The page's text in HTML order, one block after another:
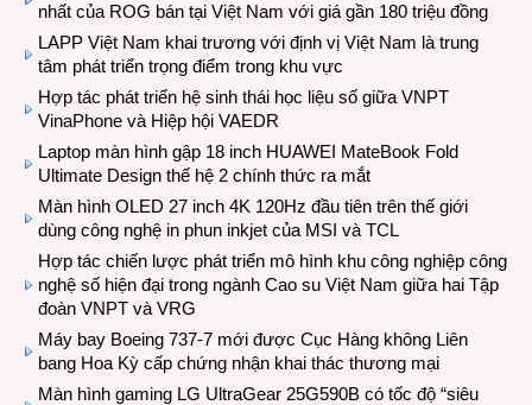
nhất của ROG bán tại Việt Nam với giá gần 180 triệu đồng
LAPP Việt Nam khai trương với định vị Việt Nam là trung
tâm phát triển trọng điểm trong khu vực
Hợp tác phát triển hệ sinh thái học liệu số giữa VNPT
VinaPhone và Hiệp hội VAEDR
Laptop màn hình gập 18 inch HUAWEI MateBook Fold
Ultimate Design thế hệ 2 chính thức ra mắt
Màn hình OLED 27 inch 4K 120Hz đầu tiên trên thế giới
dùng công nghệ in phun inkjet của MSI và TCL
Hợp tác chiến lược phát triển mô hình khu công nghiệp công
nghệ số hiện đại trong ngành Cao su Việt Nam giữa hai Tập
đoàn VNPT và VRG
Máy bay Boeing 737-7 mới được Cục Hàng không Liên
bang Hoa Kỳ cấp chứng nhận khai thác thương mại
Màn hình gaming LG UltraGear 25G590B có tốc độ “siêu